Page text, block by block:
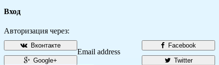
Вход
Авторизация через:
Facebook
Вконтакте
Twitter
Google+
Email address